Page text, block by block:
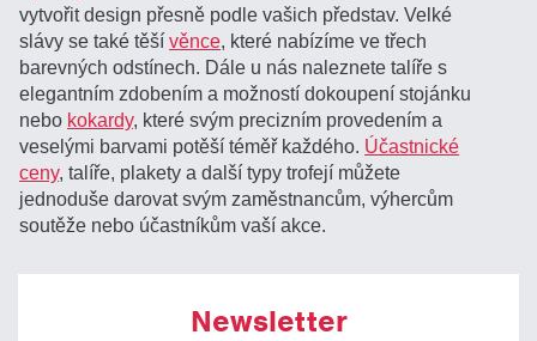
vytvořit design přesně podle vašich představ. Velké
slávy se také těšívěnce, které nabízíme ve třech
barevných odstínech. Dále u nás naleznete talíře s
elegantním zdobením a možností dokoupení stojánku
nebo kokardy, které svým precizním provedením a
veselými barvami potěší téměř každého. Účastnické
ceny, talíře, plakety a další typy trofejí můžete
jednoduše darovat svým zaměstnancům, výhercům
soutěže nebo účastníkům vaší akce.
Newsletter